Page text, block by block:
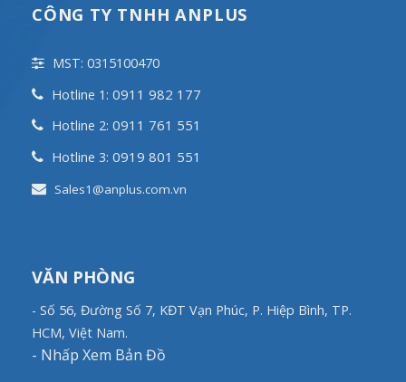
CÔNG TY TNHH ANPLUS
MST: 0315100470
Hotline 1: 0911 982 177
Hotline 2: 0911 761 551
Hotline 3: 0919 801 551
Sales1@anplus.com.vn
VĂN PHÒNG
- Số 56, Đường Số 7, KĐT Vạn Phúc, P. Hiệp Bình, TP.
HCM, Việt Nam.
- Nhấp Xem Bản Đồ